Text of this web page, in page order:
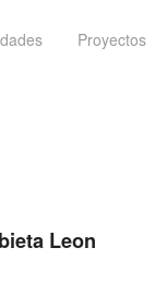
Proyectos
Leon